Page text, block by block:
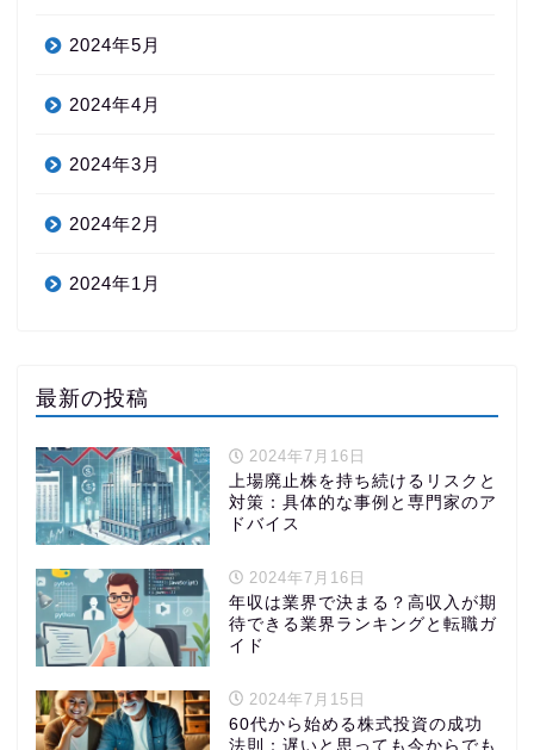
2024年5月
2024年4月
2024年3月
2024年2月
2024年1月
最新の投稿
2024年7月16日
上場廃止株を持ち続けるリスクと
対策：具体的な事例と専門家のア
ドバイス
2024年7月16日
年収は業界で決まる？高収入が期
待できる業界ランキングと転職ガ
イド
2024年7月15日
60代から始める株式投資の成功
法則：遅いと思っても今からでも
お金の勉強